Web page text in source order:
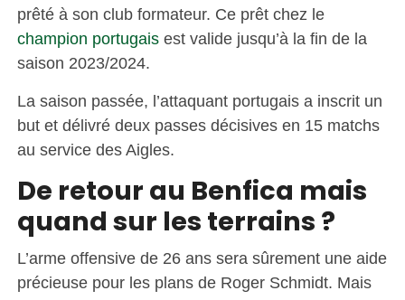
prêté à son club formateur. Ce prêt chez le
champion portugaisest valide jusqu’à la fin de la
saison 2023/2024.
La saison passée, l’attaquant portugais a inscrit un
but et délivré deux passes décisives en 15 matchs
au service des Aigles.
De retour au Benfica mais
quand sur les terrains ?
L’arme offensive de 26 ans sera sûrement une aide
précieuse pour les plans de Roger Schmidt. Mais